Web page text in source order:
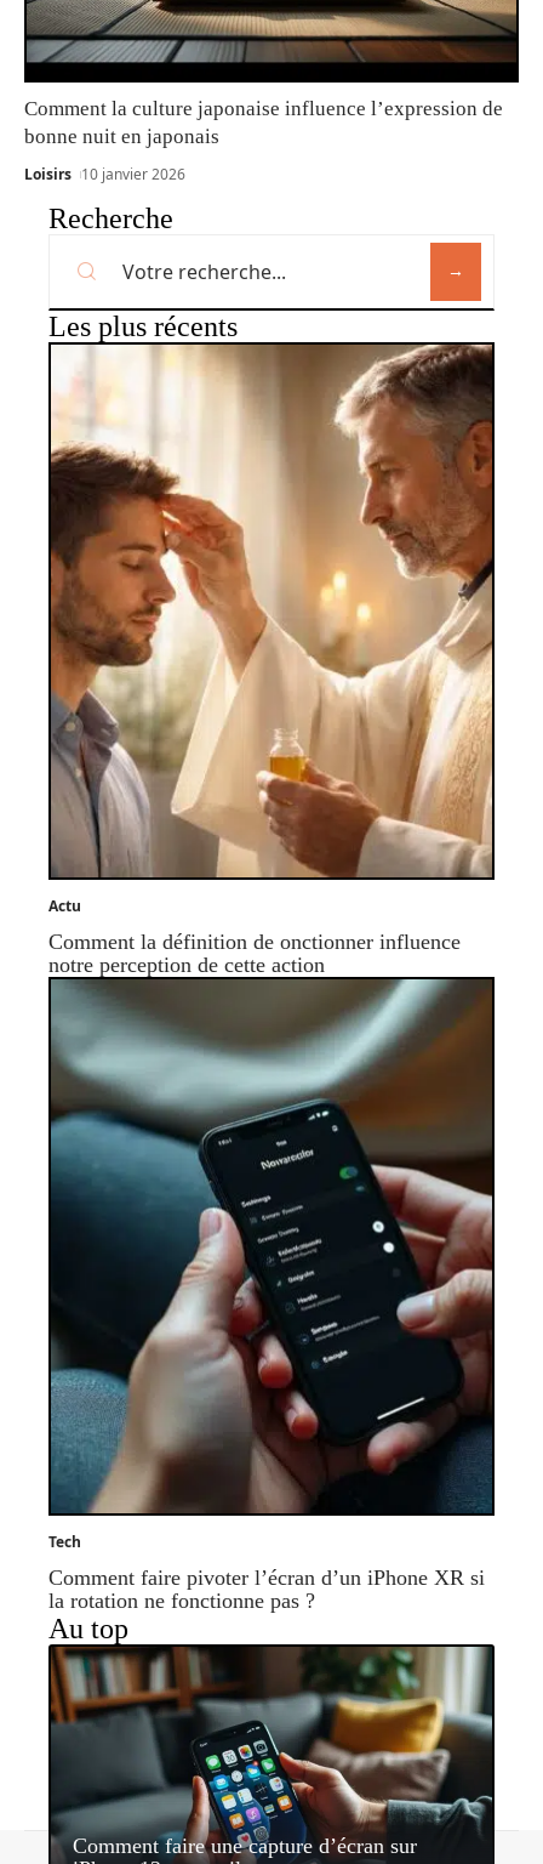
Comment la culture japonaise influence l’expression de
bonne nuit en japonais
Loisirs 10 janvier 2026
Recherche
Les plus récents
Actu
Comment la définition de onctionner influence
notre perception de cette action
Tech
Comment faire pivoter l’écran d’un iPhone XR si
la rotation ne fonctionne pas ?
Au top
Comment faire une capture d’écran sur